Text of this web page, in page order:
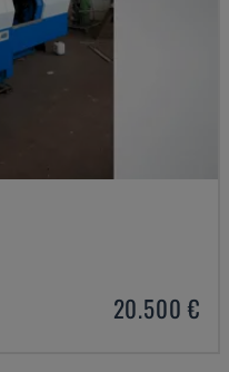
20.500 €